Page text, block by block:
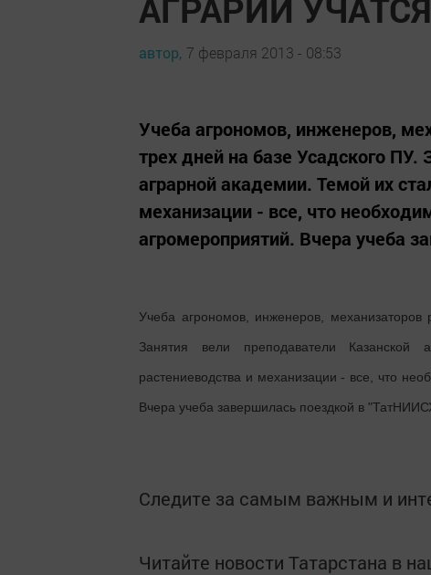
АГРАРИИ УЧАТСЯ
автор, 7 февраля 2013 - 08:53
Учеба агрономов, инженеров,
трех дней на базе Усадского ПУ.
аграрной академии. Темой их
механизации - все, что
агромероприятий. Вчера учеба
Учеба агрономов, инженеров,
Занятия вели преподаватели
растениеводства и механизации - все, что
Вчера учеба завершилась поездкой в
Следите за самым важным и
Читайте новости Татарстана в